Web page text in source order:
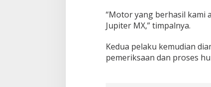
“Motor yang berhasil kami
Jupiter MX,” timpalnya.
Kedua pelaku kemudian
pemeriksaan dan proses